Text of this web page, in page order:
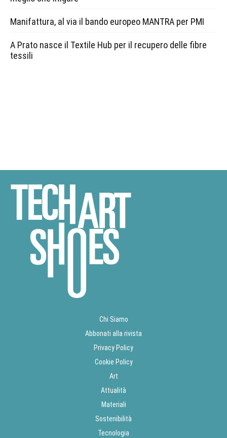
Manifattura, al via il bando europeo MANTRA per PMI
A Prato nasce il Textile Hub per il recupero delle fibre
tessili
Chi Siamo
Abbonati alla rivista
Privacy Policy
Cookie Policy
Art
Attualità
Materiali
Sostenibilità
Tecnologia